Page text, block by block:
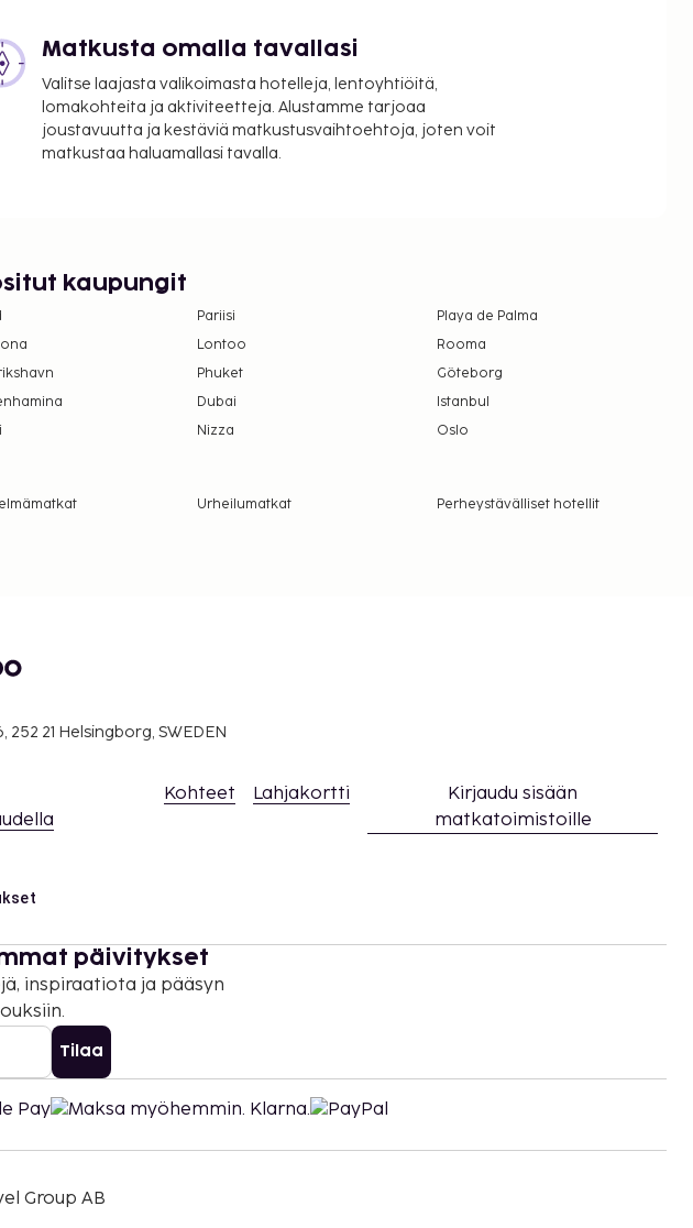
Matkusta omalla tavallasi
Valitse laajasta valikoimasta hotelleja, lentoyhtiöitä,
lomakohteita ja aktiviteetteja. Alustamme tarjoaa
joustavuutta ja kestäviä matkustusvaihtoehtoja, joten voit
matkustaa haluamallasi tavalla.
kaupungit
Pariisi
Playa de Palma
Lontoo
Rooma
Phuket
Göteborg
Dubai
Istanbul
Nizza Oslo
Urheilumatkat
Perheystävälliset hotellit
21 Helsingborg, SWEDEN
Kohteet Lahjakortti
Kirjaudu sisään
matkatoimistoille
päivitykset
inspiraatiota ja pääsyn
Tilaa
Group AB